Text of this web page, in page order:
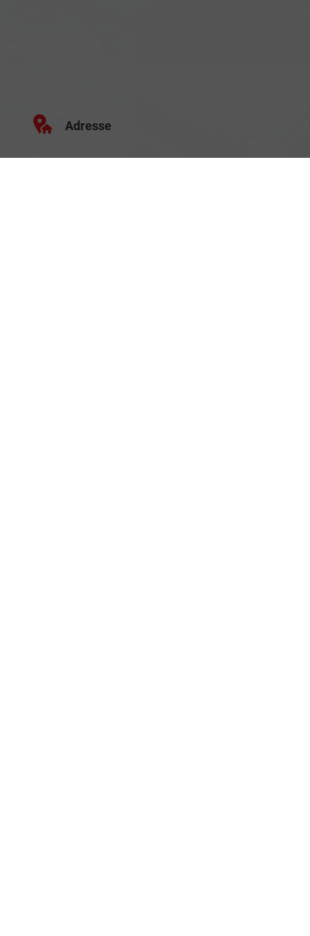
Adresse